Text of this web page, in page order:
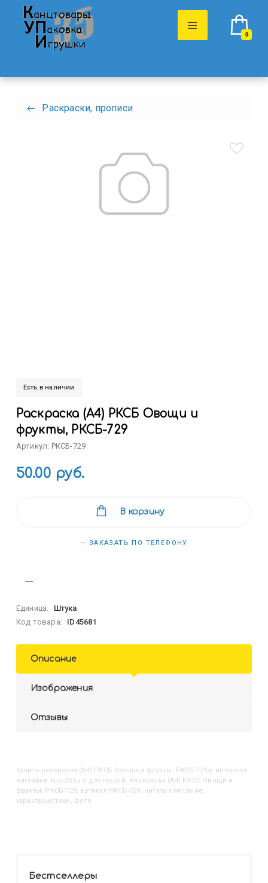
0
Раскраски, прописи
Есть в наличии
Раскраска (А4) РКСБ Овощи и
фрукты, РКСБ-729
Артикул: РКСБ-729
50.00 руб.
В корзину
— ЗАКАЗАТЬ ПО ТЕЛЕФОНУ
Единица:
Штука
Код товара:
ID45681
Описание
Изображения
Отзывы
Купить Раскраска (А4) РКСБ Овощи и фрукты, РКСБ-729 в интернет-
магазине kupi35.ru с доставкой. Раскраска (А4) РКСБ Овощи и
фрукты, РКСБ-729, артикул РКСБ-729: читать описание,
характеристики, фото
Бестселлеры